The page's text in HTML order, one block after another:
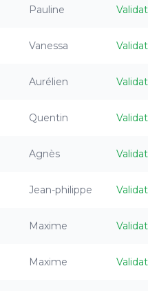
Pauline
Vanessa
Aurélien
Quentin
Agnès
Jean-philippe
Maxime
Maxime